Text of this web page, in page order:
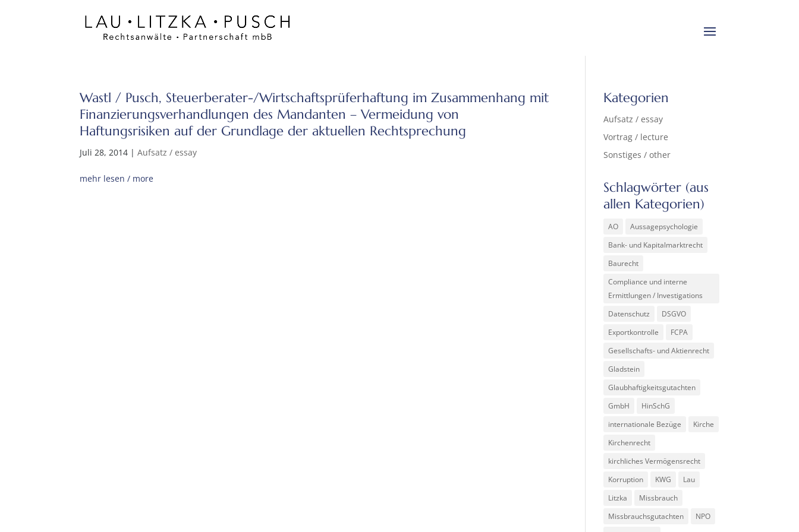
Wastl / Pusch, Steuerberater-/Wirtschaftsprüferhaftung im Zusammenhang mit
Finanzierungs­verhandlungen des Mandanten – Vermeidung von
Haftungsrisiken auf der Grundlage der aktuellen Rechtsprechung
Juli 28, 2014 |Aufsatz / essay
mehr lesen / more
Kategorien
Aufsatz / essay
Vortrag / lecture
Sonstiges / other
Schlagwörter (aus
allen Kategorien)
AO
Aussagepsychologie
Bank- und Kapitalmarktrecht
Baurecht
Compliance und interne
Ermittlungen / Investigations
Datenschutz
DSGVO
Exportkontrolle
FCPA
Gesellschafts- und Aktienrecht
Gladstein
Glaubhaftigkeitsgutachten
GmbH
HinSchG
internationale Bezüge
Kirche
Kirchenrecht
kirchliches Vermögensrecht
Korruption
KWG
Lau
Litzka
Missbrauch
Missbrauchsgutachten
NPO